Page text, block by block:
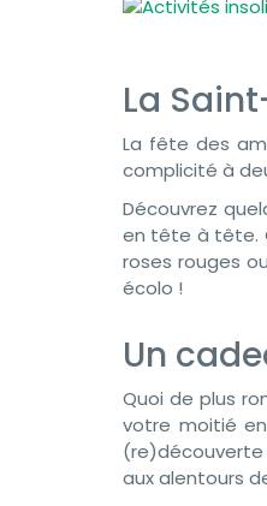
La
La fête des
complicité à
Découvrez
en tête à tête.
roses rouges
écolo !
Un
Quoi de plus
votre moitié
aux alentours